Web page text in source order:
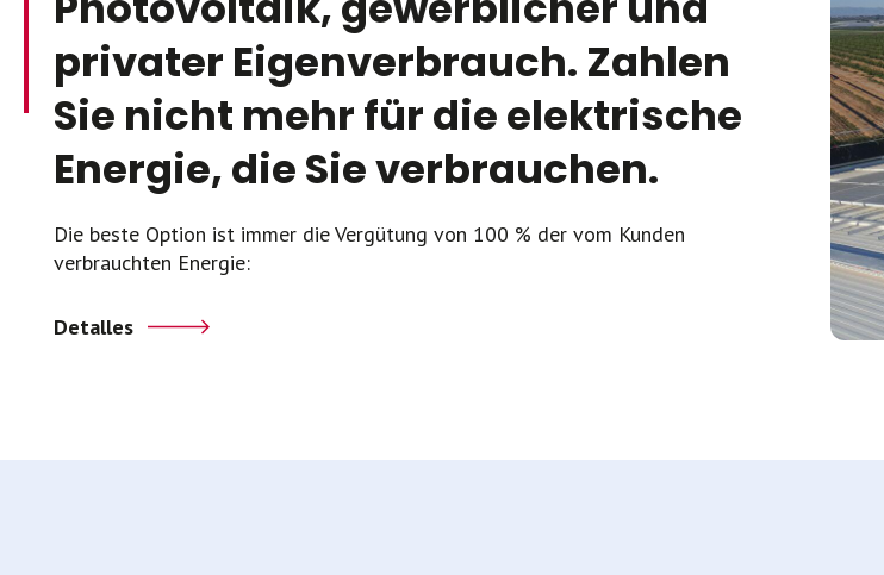
privater Eigenverbrauch. Zahlen
Sie nicht mehr für die elektrische
Energie, die Sie verbrauchen.
Die beste Option ist immer die Vergütung von 100 % der vom Kunden
verbrauchten Energie:
Detalles